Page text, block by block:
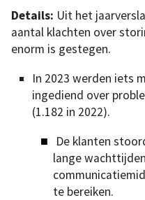
Details: Uit het
aantal klachten over
enorm is gestegen.
In 2023 werden iets
ingediend over
(1.182 in 2022).
De klanten
lange
te bereiken.